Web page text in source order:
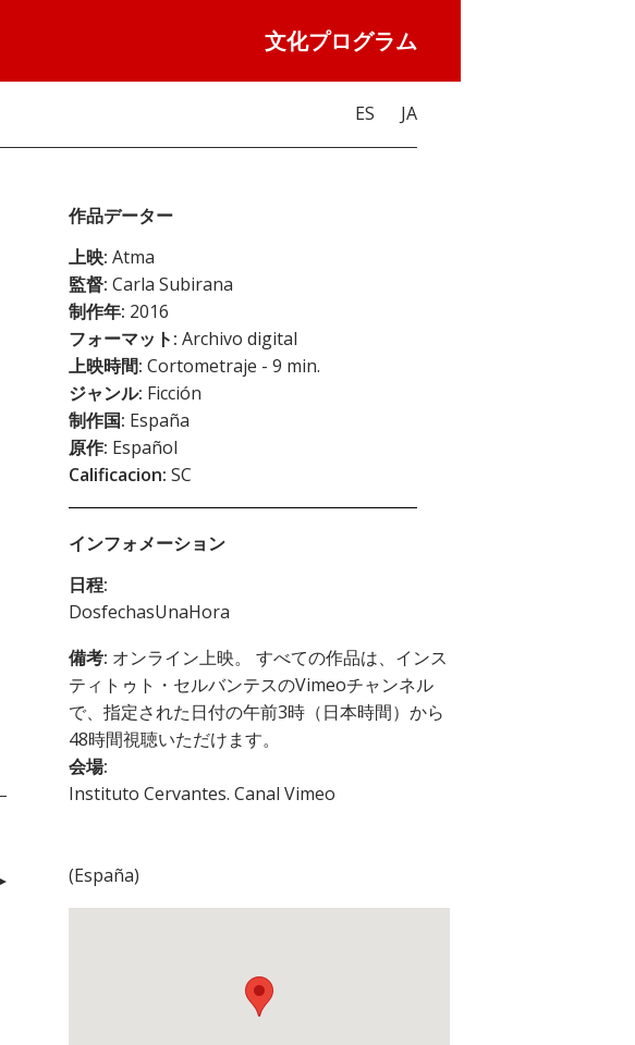
文化プログラム
ES JA
作品データー
上映: Atma
監督: Carla Subirana
制作年: 2016
フォーマット: Archivo digital
上映時間: Cortometraje - 9 min.
ジャンル: Ficción
制作国: España
原作: Español
Calificacion: SC
インフォメーション
日程:
DosfechasUnaHora
備考: オンライン上映。 すべての作品は、インス
ティトゥト・セルバンテスのVimeoチャンネル
で、指定された日付の午前3時（日本時間）から
48時間視聴いただけます。
会場:
Instituto Cervantes. Canal Vimeo
(España)